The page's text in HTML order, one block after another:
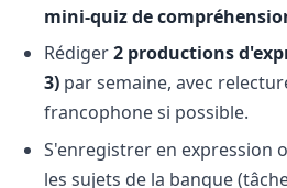
mini-quiz de
Rédiger2 productions
3) par semaine, avec
francophone si possible.
S'enregistrer en expression
les sujets de la banque